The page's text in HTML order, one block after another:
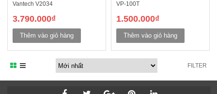
Vantech V2034
3.790.000₫
Thêm vào giỏ hàng
VP-100T
1.500.000₫
Thêm vào giỏ hàng
FILTER